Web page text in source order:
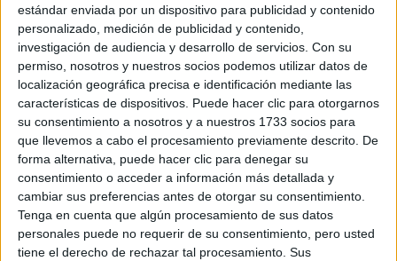
estándar enviada por un dispositivo para publicidad y contenido
personalizado, medición de publicidad y contenido,
investigación de audiencia y desarrollo de servicios. Con su
permiso, nosotros y nuestros socios podemos utilizar datos de
localización geográfica precisa e identificación mediante las
características de dispositivos. Puede hacer clic para otorgarnos
su consentimiento a nosotros y a nuestros 1733 socios para
que llevemos a cabo el procesamiento previamente descrito. De
forma alternativa, puede hacer clic para denegar su
consentimiento o acceder a información más detallada y
cambiar sus preferencias antes de otorgar su consentimiento.
Tenga en cuenta que algún procesamiento de sus datos
personales puede no requerir de su consentimiento, pero usted
tiene el derecho de rechazar tal procesamiento. Sus
Un saludo y gracias de antemano!
Inicio
Etiquetas: Selectividad